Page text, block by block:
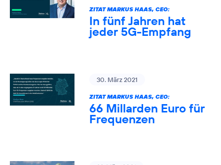
ZITAT MARKUS HAAS, CEO:
In fünf Jahren hat
jeder 5G-Empfang
30. März 2021
ZITAT MARKUS HAAS, CEO:
66 Millarden Euro für
Frequenzen